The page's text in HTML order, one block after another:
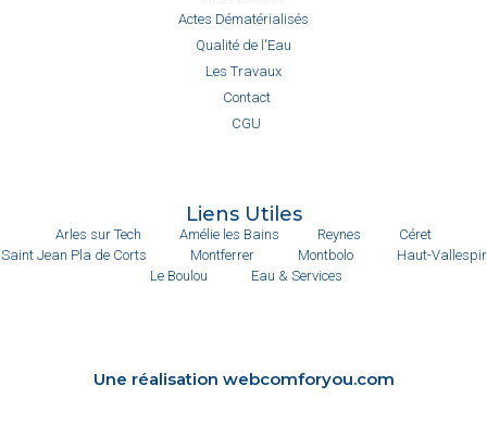
Actes Dématérialisés
Qualité de l'Eau
Les Travaux
Contact
CGU
Liens Utiles
Arles sur Tech Amélie les Bains Reynes
Céret
Saint Jean Pla de Corts
Montferrer Montbolo
Haut-Vallespir
Le Boulou
Eau & Services
Une réalisation webcomforyou.com